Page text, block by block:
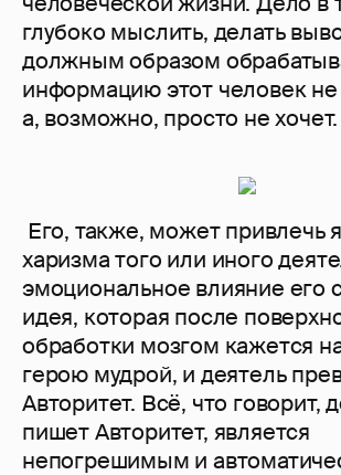
глубоко мыслить, делать
должным образом
информацию этот человек
а, возможно, просто не хочет.
Его, также, может привлечь
харизма того или иного
эмоциональное влияние его
идея, которая после
обработки мозгом кажется
герою мудрой, и деятель
Авторитет. Всё, что говорит,
пишет Авторитет, является
непогрешимым и